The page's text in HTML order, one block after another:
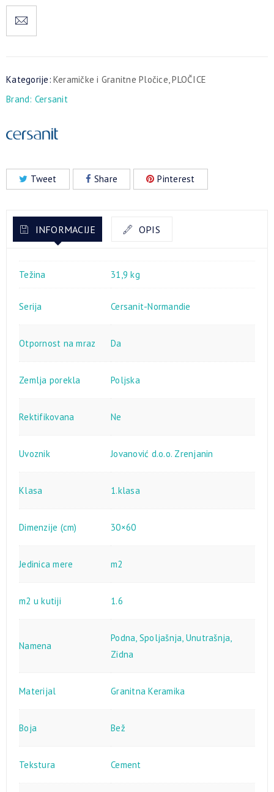
Kategorije: Keramičke i Granitne Pločice ,PLOČICE
Brand: Cersanit
Tweet Share Pinterest
INFORMACIJE OPIS
Težina 31,9 kg
Serija Cersanit-Normandie
Otpornost na mraz Da
Zemlja porekla Poljska
Rektifikovana Ne
Uvoznik Jovanović d.o.o. Zrenjanin
Klasa 1.klasa
Dimenzije (cm) 30×60
Jedinica mere m2
m2 u kutiji 1.6
Namena
Podna Spoljašnja Unutrašnja
Zidna
Materijal Granitna Keramika
Boja Bež
Tekstura Cement